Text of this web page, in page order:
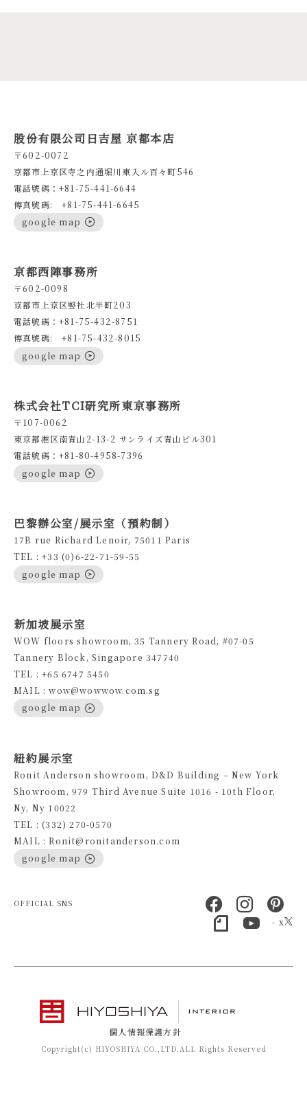
股份有限公司日吉屋 京都本店
〒602-0072
京都市上京区寺之内通堀川東入ル百々町546
電話號碼：+81-75-441-6644
傳真號碼: +81-75-441-6645
google map
京都西陣事務所
〒602-0098
京都市上京区竪社北半町203
電話號碼：+81-75-432-8751
傳真號碼: +81-75-432-8015
google map
株式会社TCI研究所東京事務所
〒107-0062
東京都港区南青山2-13-2 サンライズ青山ビル301
電話號碼：+81-80-4958-7396
google map
巴黎辦公室/展示室（預約制）
17B rue Richard Lenoir, 75011 Paris
TEL : +33 (0)6-22-71-59-55
google map
新加坡展示室
WOW floors showroom, 35 Tannery Road, #07-05
Tannery Block, Singapore 347740
TEL : +65 6747 5450
MAIL : wow@wowwow.com.sg
google map
紐約展示室
Ronit Anderson showroom, D&D Building – New York
Showroom, 979 Third Avenue Suite 1016 - 10th Floor,
Ny, Ny 10022
TEL : (332) 270-0570
MAIL : Ronit@ronitanderson.com
google map
OFFICIAL SNS
- x
個人情報保護方針
Copyright(c) HIYOSHIYA CO.,LTD.ALL Rights Reserved